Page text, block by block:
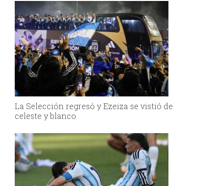
La Selección regresó y Ezeiza se vistió de
celeste y blanco